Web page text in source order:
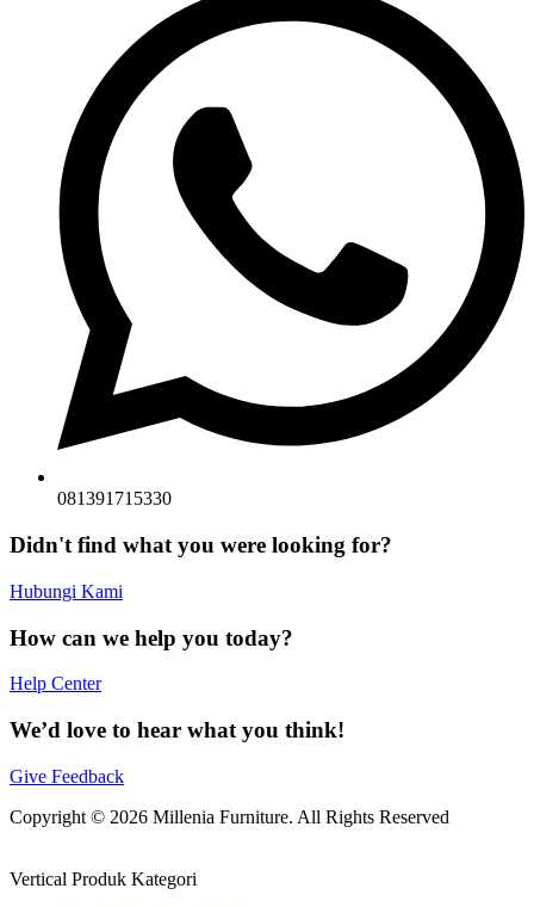
081391715330
Didn't find what you were looking for?
Hubungi Kami
How can we help you today?
Help Center
We’d love to hear what you think!
Give Feedback
Copyright © 2026 Millenia Furniture. All Rights Reserved
Vertical Produk Kategori